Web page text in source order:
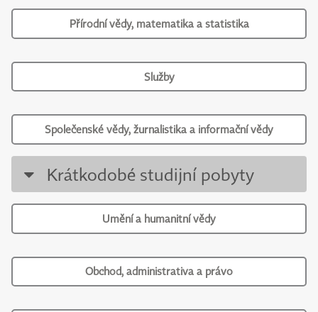
Přírodní vědy, matematika a statistika
Služby
Společenské vědy, žurnalistika a informační vědy
Krátkodobé studijní pobyty
Umění a humanitní vědy
Obchod, administrativa a právo